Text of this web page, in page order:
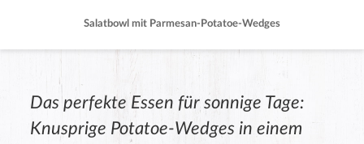
Salatbowl mit Parmesan-Potatoe-Wedges
Das perfekte Essen für sonnige Tage:
Knusprige Potatoe-Wedges in einem